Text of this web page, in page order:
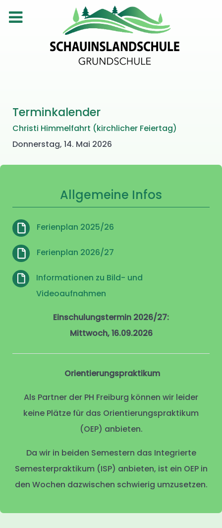
Terminkalender
Christi Himmelfahrt (kirchlicher Feiertag)
Donnerstag, 14. Mai 2026
Allgemeine Infos
Ferienplan 2025/26
Ferienplan 2026/27
Informationen zu Bild- und
Videoaufnahmen
Einschulungstermin 2026/27:
Mittwoch, 16.09.2026
Orientierungspraktikum
Als Partner der PH Freiburg können wir leider
keine Plätze für das Orientierungspraktikum
(OEP) anbieten.
Da wir in beiden Semestern das Integrierte
Semesterpraktikum (ISP) anbieten, ist ein OEP in
den Wochen dazwischen schwierig umzusetzen.